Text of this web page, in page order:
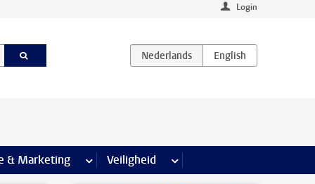
Login
& Marketing meer Communicatie & Marketing pagina’s
Veiligheid meer Veiligheid pagina’s